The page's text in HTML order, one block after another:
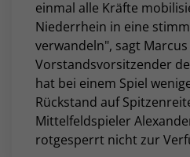
einmal alle Kräfte
Niederrhein in eine
verwandeln", sagt
Vorstandsvorsitzender
hat bei einem Spiel
Rückstand auf
Mittelfeldspieler
rotgesperrt nicht zur